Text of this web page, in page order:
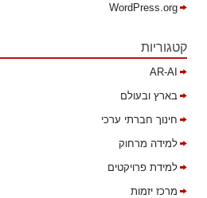
WordPress.org
קטגוריות
AR-AI
בארץ ובעולם
חינוך חברתי ערכי
למידה מרחוק
למידת פרויקטים
מרכז יזמות